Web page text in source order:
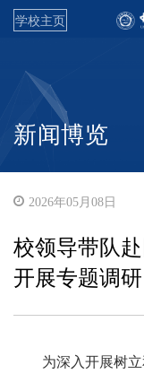
学校主页
新闻博览
2026年05月08日
校领导带队
开展专题调研
为深入开展树